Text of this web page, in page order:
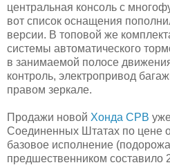
центральная консоль с
вот список оснащения
версии. В топовой же
системы автоматического
в занимаемой полосе
контроль, электропривод
правом зеркале.
Продажи новой Хонда СРВ
Соединенных Штатах по цене
базовое исполнение
предшественником составило